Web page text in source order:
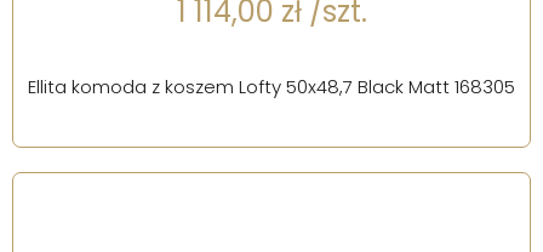
1 114,00 zł /szt.
Ellita komoda z koszem Lofty 50x48,7 Black Matt 168305